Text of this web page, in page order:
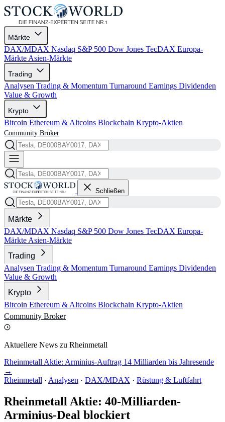
Märkte
DAX/MDAX Nasdaq S&P 500 Dow Jones TecDAX Europa-
Märkte Asien-Märkte
Trading
Analysen Trading & Momentum Turnaround Earnings Dividenden
Value & Growth
Krypto
Bitcoin Ethereum & Altcoins Blockchain Krypto-Aktien
Community Broker
Schließen
Märkte
DAX/MDAX Nasdaq S&P 500 Dow Jones TecDAX Europa-
Märkte Asien-Märkte
Trading
Analysen Trading & Momentum Turnaround Earnings Dividenden
Value & Growth
Krypto
Bitcoin Ethereum & Altcoins Blockchain Krypto-Aktien
Community Broker
Aktuellere News zu Rheinmetall
Rheinmetall Aktie: Arminius-Auftrag 14 Milliarden bis Jahresende
→
Rheinmetall · Analysen · DAX/MDAX · Rüstung & Luftfahrt
Rheinmetall Aktie: 40-Milliarden-
Arminius-Deal blockiert